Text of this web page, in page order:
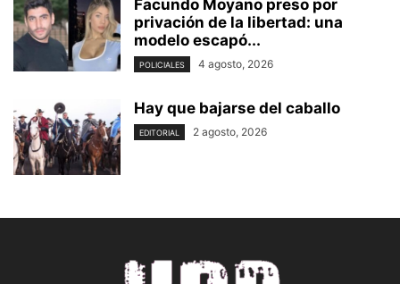
Facundo Moyano preso por
privación de la libertad: una
modelo escapó...
POLICIALES 4 agosto, 2026
Hay que bajarse del caballo
EDITORIAL 2 agosto, 2026